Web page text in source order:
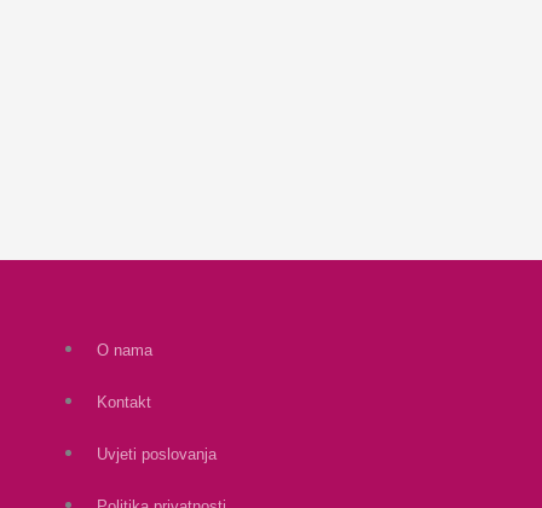
O nama
Kontakt
Uvjeti poslovanja